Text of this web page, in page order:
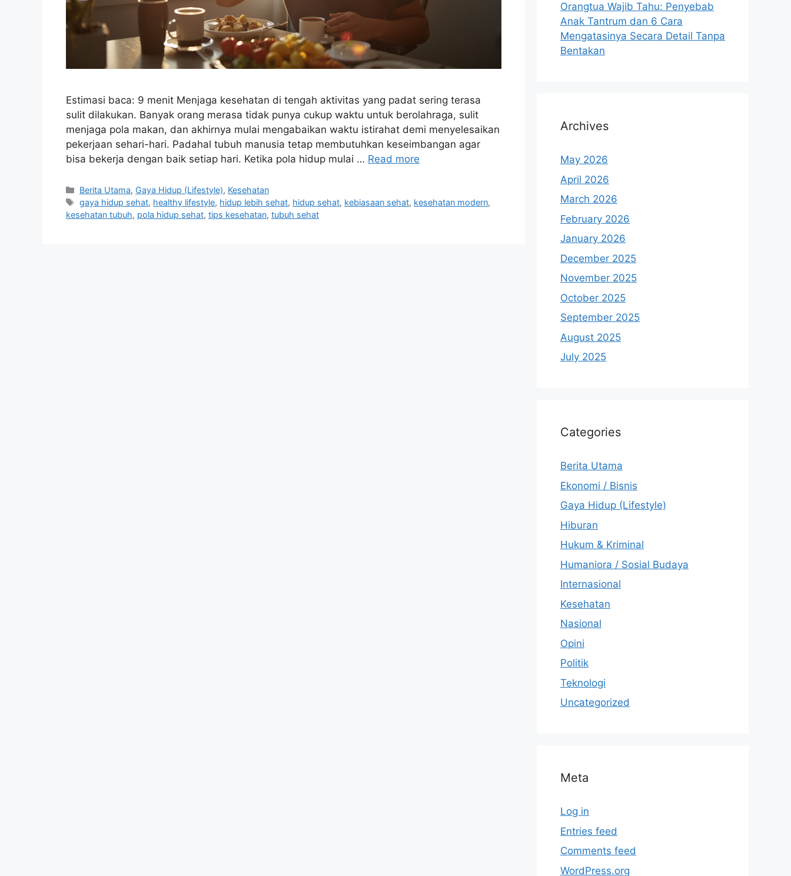
Estimasi baca: 9 menit Menjaga kesehatan di tengah aktivitas yang padat sering terasa
sulit dilakukan. Banyak orang merasa tidak punya cukup waktu untuk berolahraga, sulit
menjaga pola makan, dan akhirnya mulai mengabaikan waktu istirahat demi menyelesaikan
pekerjaan sehari-hari. Padahal tubuh manusia tetap membutuhkan keseimbangan agar
bisa bekerja dengan baik setiap hari. Ketika pola hidup mulai … Read more
C
a
t
Berita Utama, Gaya Hidup (Lifestyle), Kesehatan
T
a
gaya hidup sehat, healthy lifestyle, hidup lebih sehat, hidup sehat, kebiasaan sehat, kesehatan modern,
kesehatan tubuh, pola hidup sehat, tips kesehatan, tubuh sehat
Orangtua Wajib Tahu: Penyebab
Anak Tantrum dan 6 Cara
Mengatasinya Secara Detail Tanpa
Bentakan
Archives
May 2026
April 2026
March 2026
February 2026
January 2026
December 2025
November 2025
October 2025
September 2025
August 2025
July 2025
Categories
Berita Utama
Ekonomi / Bisnis
Gaya Hidup (Lifestyle)
Hiburan
Hukum & Kriminal
Humaniora / Sosial Budaya
Internasional
Kesehatan
Nasional
Opini
Politik
Teknologi
Uncategorized
Meta
Log in
Entries feed
Comments feed
WordPress.org